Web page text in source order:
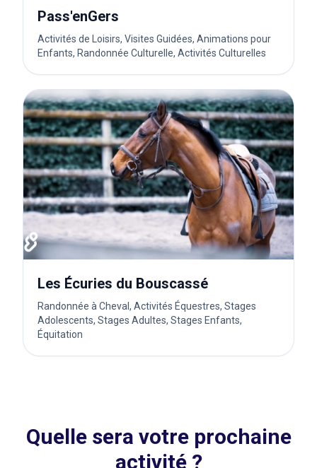
Pass'enGers
Activités de Loisirs, Visites Guidées, Animations pour
Enfants, Randonnée Culturelle, Activités Culturelles
Les Écuries du Bouscassé
Randonnée à Cheval, Activités Équestres, Stages
Adolescents, Stages Adultes, Stages Enfants,
Équitation
Quelle sera votre prochaine
activité ?